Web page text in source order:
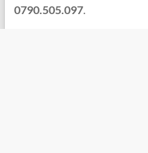
0790.505.097.